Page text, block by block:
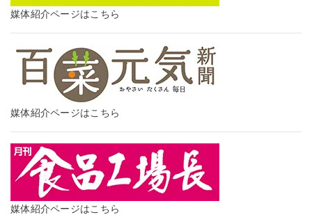
媒体紹介ページはこちら
媒体紹介ページはこちら
媒体紹介ページはこちら